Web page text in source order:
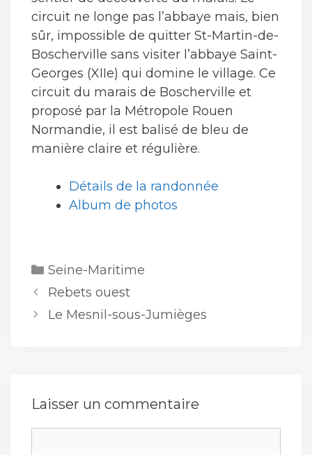
circuit ne longe pas l’abbaye mais, bien
sûr, impossible de quitter St-Martin-de-
Boscherville sans visiter l’abbaye Saint-
Georges (XIIe) qui domine le village. Ce
circuit du marais de Boscherville et
proposé par la Métropole Rouen
Normandie, il est balisé de bleu de
manière claire et régulière.
Détails de la randonnée
Album de photos
Catégories
Seine-Maritime
Rebets ouest
Le Mesnil-sous-Jumièges
Laisser un commentaire